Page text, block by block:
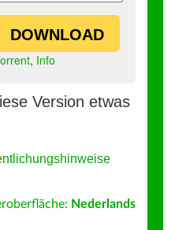
DOWNLOAD
, Info
Version etwas
Nederlands